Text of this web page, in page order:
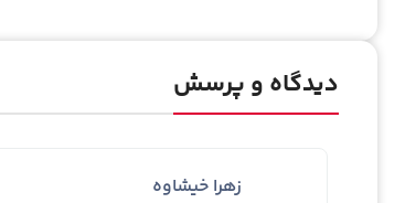
دیدگاه و پرسش
زهرا خیشاوه